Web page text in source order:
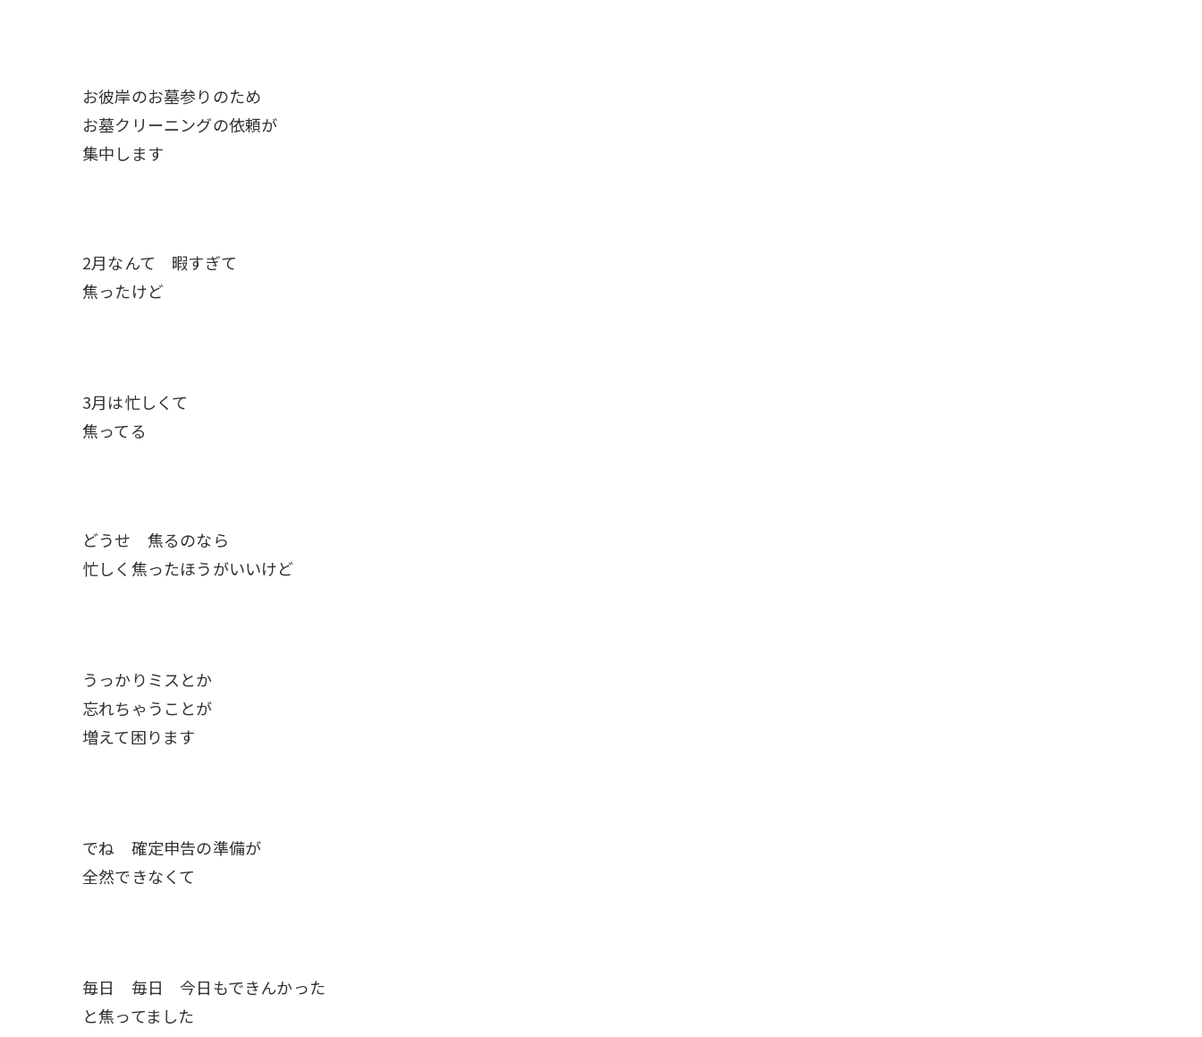
お彼岸のお墓参りのため
お墓クリーニングの依頼が
集中します
2月なんて 暇すぎて
焦ったけど
3月は忙しくて
焦ってる
どうせ 焦るのなら
忙しく焦ったほうがいいけど
うっかりミスとか
忘れちゃうことが
増えて困ります
でね 確定申告の準備が
全然できなくて
毎日 毎日 今日もできんかった
と焦ってました